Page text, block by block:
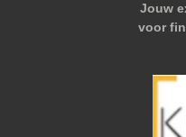
Jouw
voor